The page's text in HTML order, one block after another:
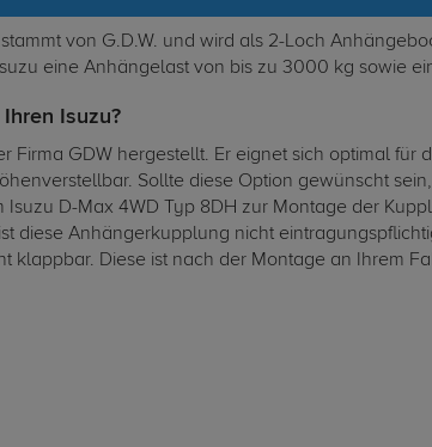
von G.D.W. und wird als 2-Loch
eine Anhängelast von bis zu 3000 kg sowie
Isuzu?
GDW hergestellt. Er eignet sich optimal für
Sollte diese Option gewünscht
D-Max 4WD Typ 8DH zur Montage der
diese Anhängerkupplung nicht
klappbar. Diese ist nach der Montage an Ihrem